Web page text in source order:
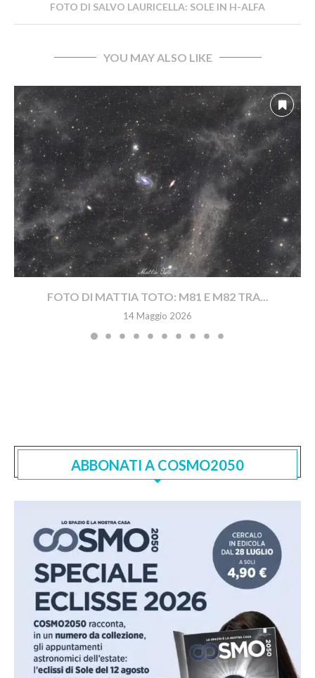
FOTO DI SALVO LAURICELLA: SOLE IN H-ALFA
YOU MAY ALSO LIKE
FOTO DI MATTIA TOTO: M81 E M82 TRA...
14 Maggio 2026
ABBONATI A COSMO2050